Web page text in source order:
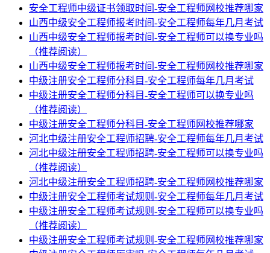
安全工程师中级证书领取时间-安全工程师网校推荐哪家
山西中级安全工程师报考时间-安全工程师每年几月考试
山西中级安全工程师报考时间-安全工程师可以换专业吗
（推荐阅读）
山西中级安全工程师报考时间-安全工程师网校推荐哪家
中级注册安全工程师分科目-安全工程师每年几月考试
中级注册安全工程师分科目-安全工程师可以换专业吗
（推荐阅读）
中级注册安全工程师分科目-安全工程师网校推荐哪家
河北中级注册安全工程师招聘-安全工程师每年几月考试
河北中级注册安全工程师招聘-安全工程师可以换专业吗
（推荐阅读）
河北中级注册安全工程师招聘-安全工程师网校推荐哪家
中级注册安全工程师考试规则-安全工程师每年几月考试
中级注册安全工程师考试规则-安全工程师可以换专业吗
（推荐阅读）
中级注册安全工程师考试规则-安全工程师网校推荐哪家